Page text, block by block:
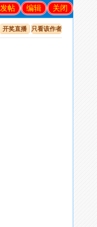
关闭
编辑
发帖
开奖直播 只看该作者